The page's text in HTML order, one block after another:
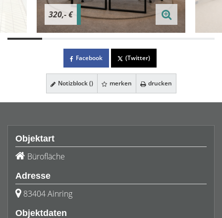
320,- €
Facebook (Twitter)
Notizblock () merken drucken
Objektart
Bürofläche
Adresse
83404 Ainring
Objektdaten